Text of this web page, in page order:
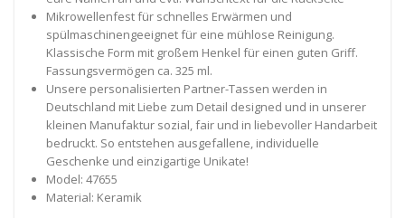
Mikrowellenfest für schnelles Erwärmen und
spülmaschinengeeignet für eine mühlose Reinigung.
Klassische Form mit großem Henkel für einen guten Griff.
Fassungsvermögen ca. 325 ml.
Unsere personalisierten Partner-Tassen werden in
Deutschland mit Liebe zum Detail designed und in unserer
kleinen Manufaktur sozial, fair und in liebevoller Handarbeit
bedruckt. So entstehen ausgefallene, individuelle
Geschenke und einzigartige Unikate!
Model: 47655
Material: Keramik